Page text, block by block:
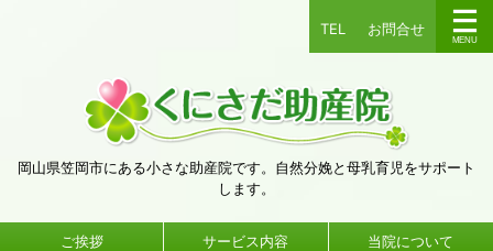
TEL お問合せ
岡山県笠岡市にある小さな助産院です。自然分娩と母乳育児をサポート
します。
ご挨拶 サービス内容 当院について